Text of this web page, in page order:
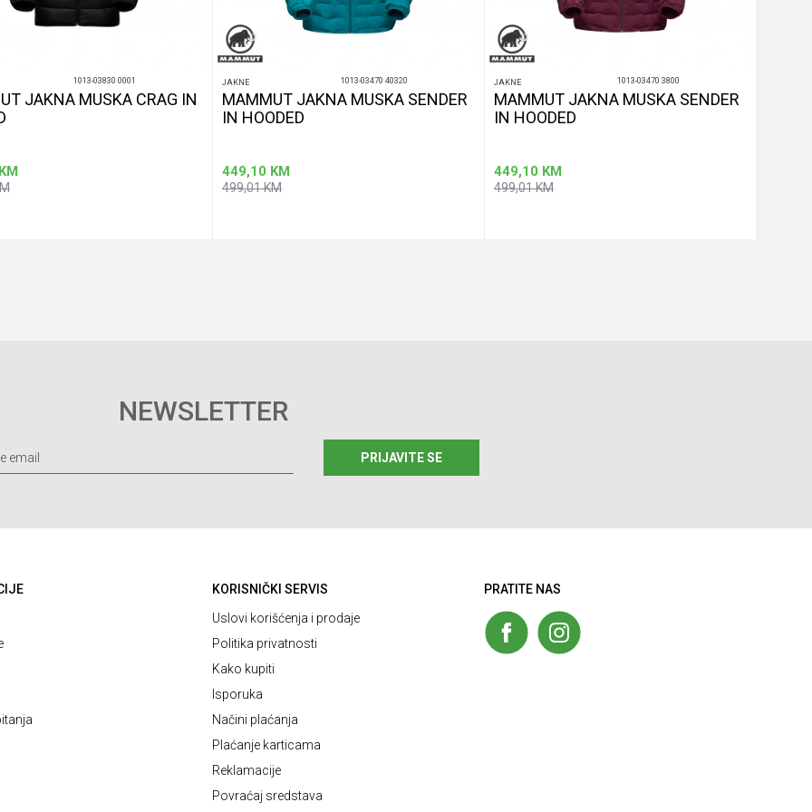
1013-03830 0001
JAKNA MUSKA CRAG IN
KM
JAKNE 1013-03470 40320
MAMMUT JAKNA MUSKA SENDER
IN HOODED
449,10 KM
499,01KM
JAKNE 1013-03470 3800
MAMMUT JAKNA MUSKA SENDER
IN HOODED
449,10 KM
499,01KM
NEWSLETTER
PRIJAVITE SE
KORISNIČKI SERVIS
Uslovi korišćenja i prodaje
Politika privatnosti
Kako kupiti
Isporuka
Načini plaćanja
Plaćanje karticama
Reklamacije
Povraćaj sredstava
PRATITE NAS